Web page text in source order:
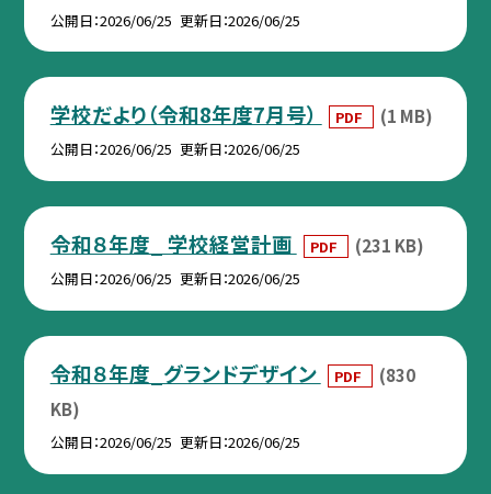
公開日 2026/06/25 更新日 2026/06/25
学校だより（令和8年度7月号） PDF (1 MB)
公開日 2026/06/25 更新日 2026/06/25
令和８年度_ 学校経営計画 PDF (231 KB)
公開日 2026/06/25 更新日 2026/06/25
令和８年度_グランドデザイン PDF
(830
KB)
公開日 2026/06/25 更新日 2026/06/25